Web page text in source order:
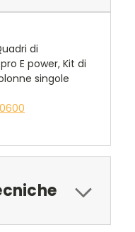
di
E power, Kit di
singole